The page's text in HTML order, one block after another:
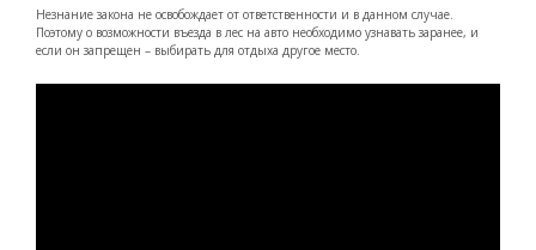
Незнание закона не освобождает от ответственности и в данном случае.
Поэтому о возможности въезда в лес на авто необходимо узнавать заранее, и
если он запрещен – выбирать для отдыха другое место.